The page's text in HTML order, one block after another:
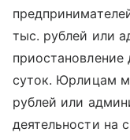
тыс. рублей или
приостановление
суток. Юрлицам
рублей или
деятельности на